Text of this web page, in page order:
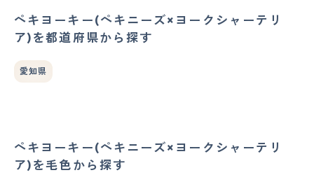
ペキヨーキー(ペキニーズ×ヨークシャーテリ
ア)を都道府県から探す
愛知県
ペキヨーキー(ペキニーズ×ヨークシャーテリ
ア)を毛色から探す